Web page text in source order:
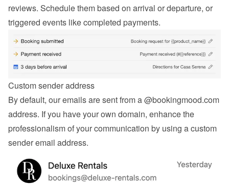
reviews. Schedule them based on arrival or departure, or
triggered events like completed payments.
Custom sender address
By default, our emails are sent from a @bookingmood.com
address. If you have your own domain, enhance the
professionalism of your communication by using a custom
sender email address.